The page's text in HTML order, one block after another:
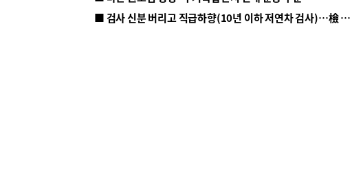
■ 검사 신분 버리고 직급하향(10년 이하 저연차 검사)…檢 중수청행 기피